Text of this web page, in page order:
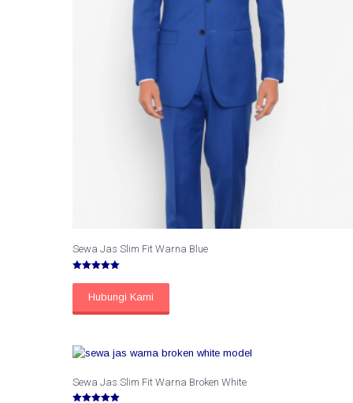
Sewa Jas Slim Fit Warna Blue
5.00
dari 5Hubungi Kami
Sewa Jas Slim Fit Warna Broken White